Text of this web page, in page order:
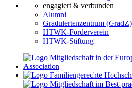
engagiert & verbunden
Alumni
Graduiertenzentrum (GradZ)
HTWK-Förderverein
HTWK-Stiftung